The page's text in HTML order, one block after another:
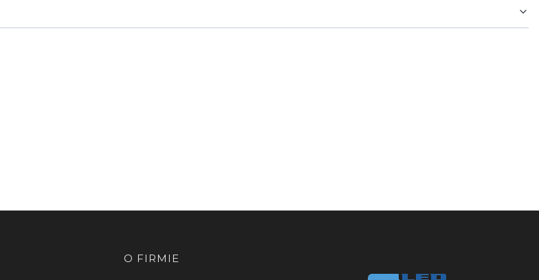
O FIRMIE